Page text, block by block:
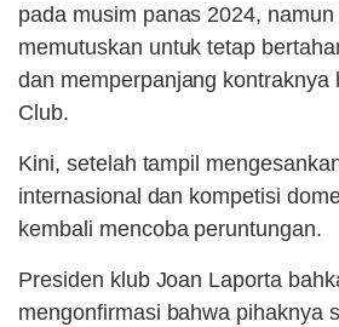
pada musim panas 2024,
memutuskan untuk tetap
dan memperpanjang kontraknya
Club.
Kini, setelah tampil
internasional dan kompetisi
kembali mencoba peruntungan.
Presiden klub Joan Laporta
mengonfirmasi bahwa pihaknya